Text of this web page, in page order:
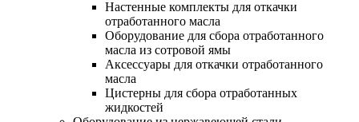
Настенные комплекты для откачки
отработанного масла
Оборудование для сбора отработанного
масла из сотровой ямы
Аксессуары для откачки отработанного
масла
Цистерны для сбора отработанных
жидкостей